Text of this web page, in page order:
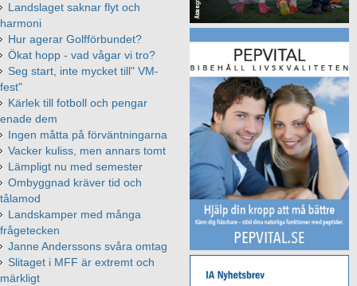
Landslaget saknar flyt och
harmoni
Hur agerar Golfförbundet?
Ökat hopp - vad vågar vi tro?
Seg start, inte mycket till" VM-
fest"
Kärlek till fotboll och pengar
enade dem
Ingen måtta på förväntningarna
Vacker kuliss, men annars tomt
Lämpligt nu med semester
Ombyggnad kräver tid och
tålamod
Landskamper med många
frågetecken
Janne Anderssons svåra omtag
Slitaget i MFF är extremt och
märkligt